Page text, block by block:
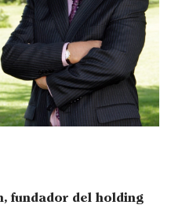
fundador del holding